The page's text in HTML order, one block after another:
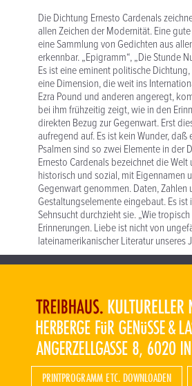
Die Dichtung Ernesto Cardenals
allen Zeichen der Modernität. Eine
eine Sammlung von Gedichten aus
erkennbar. „Epigramm“, „Die Stunde
Es ist eine eminent politische
eine Dimension, die weit ins
Ezra Pound und anderen angeregt,
bei ihm frühzeitig zeigt, wie in den
direkten Bezug zur Gegenwart. Erst
aufregend auf. Es ist kein Wunder,
Psalmen sind so zwei Elemente in
Ernesto Cardenals bezeichnet die
historisch und sozial, mit Eigennamen
Gegenwart genommen. Daten,
Gestaltungselemente eingebaut. Es
Sehnsucht durchzieht sie. „Wie
Erinnerungen. Liebe ist nicht von
lateinamerikanischer Literatur unseres
PRINTPROGRAMM ETC. DOWNLOADEN